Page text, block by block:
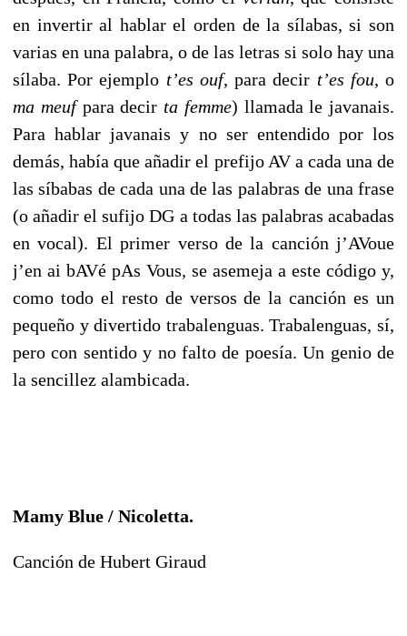
en invertir al hablar el orden de la sílabas, si son
varias en una palabra, o de las letras si solo hay una
sílaba. Por ejemplo t’es ouf, para decir t’es fou, o
ma meufpara decir ta femme) llamada le javanais.
Para hablar javanais y no ser entendido por los
demás, había que añadir el prefijo AV a cada una de
las síbabas de cada una de las palabras de una frase
(o añadir el sufijo DG a todas las palabras acabadas
en vocal). El primer verso de la canción j’AVoue
j’en ai bAVé pAs Vous, se asemeja a este código y,
como todo el resto de versos de la canción es un
pequeño y divertido trabalenguas. Trabalenguas, sí,
pero con sentido y no falto de poesía. Un genio de
la sencillez alambicada.
Mamy Blue / Nicoletta.
Canción de Hubert Giraud